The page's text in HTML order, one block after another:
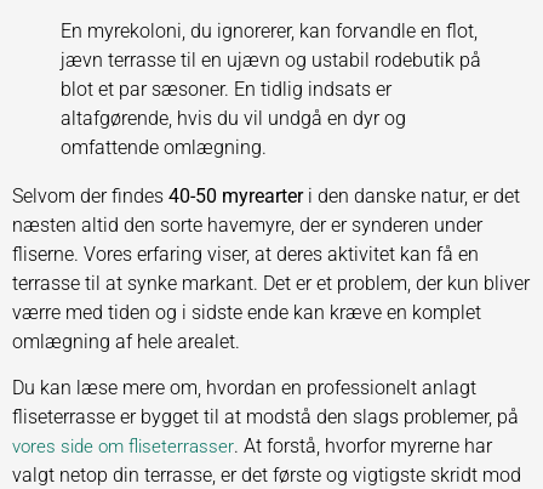
En myrekoloni, du ignorerer, kan forvandle en flot,
jævn terrasse til en ujævn og ustabil rodebutik på
blot et par sæsoner. En tidlig indsats er
altafgørende, hvis du vil undgå en dyr og
omfattende omlægning.
Selvom der findes 40-50 myrearteri den danske natur, er det
næsten altid den sorte havemyre, der er synderen under
fliserne. Vores erfaring viser, at deres aktivitet kan få en
terrasse til at synke markant. Det er et problem, der kun bliver
værre med tiden og i sidste ende kan kræve en komplet
omlægning af hele arealet.
Du kan læse mere om, hvordan en professionelt anlagt
fliseterrasse er bygget til at modstå den slags problemer, på
vores side om fliseterrasser. At forstå, hvorfor myrerne har
valgt netop din terrasse, er det første og vigtigste skridt mod